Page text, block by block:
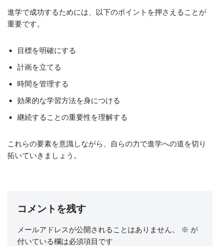
進学で成功するためには、以下のポイントを押さえることが
重要です。
目標を明確にする
計画を立てる
時間を管理する
効果的な学習方法を身につける
継続することの重要性を理解する
これらの要素を意識しながら、自らの力で進学への道を切り
拓いていきましょう。
コメントを残す
メールアドレスが公開されることはありません。 ※ が
付いている欄は必須項目です